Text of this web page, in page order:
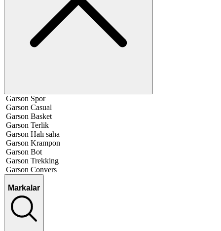
Garson Spor
Garson Casual
Garson Basket
Garson Terlik
Garson Halı saha
Garson Krampon
Garson Bot
Garson Trekking
Garson Convers
Markalar